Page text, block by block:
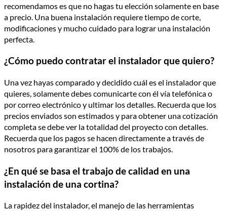
recomendamos es que no hagas tu elección solamente en base
a precio. Una buena instalación requiere tiempo de corte,
modificaciones y mucho cuidado para lograr una instalación
perfecta.
¿Cómo puedo contratar el instalador que quiero?
Una vez hayas comparado y decidido cuál es el instalador que
quieres, solamente debes comunicarte con él vía telefónica o
por correo electrónico y ultimar los detalles. Recuerda que los
precios enviados son estimados y para obtener una cotización
completa se debe ver la totalidad del proyecto con detalles.
Recuerda que los pagos se hacen directamente a través de
nosotros para garantizar el 100% de los trabajos.
¿En qué se basa el trabajo de calidad en una
instalación de una cortina?
La rapidez del instalador, el manejo de las herramientas